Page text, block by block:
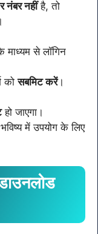
नंबर नहींहै, तो
से लॉगिन
कोसबमिट करें।
हो जाएगा।
में उपयोग के लिए